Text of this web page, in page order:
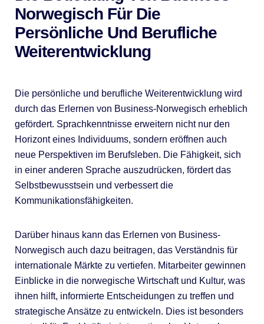
Norwegisch Für Die
Persönliche Und Berufliche
Weiterentwicklung
Die persönliche und berufliche Weiterentwicklung wird
durch das Erlernen von Business-Norwegisch erheblich
gefördert. Sprachkenntnisse erweitern nicht nur den
Horizont eines Individuums, sondern eröffnen auch
neue Perspektiven im Berufsleben. Die Fähigkeit, sich
in einer anderen Sprache auszudrücken, fördert das
Selbstbewusstsein und verbessert die
Kommunikationsfähigkeiten.
Darüber hinaus kann das Erlernen von Business-
Norwegisch auch dazu beitragen, das Verständnis für
internationale Märkte zu vertiefen. Mitarbeiter gewinnen
Einblicke in die norwegische Wirtschaft und Kultur, was
ihnen hilft, informierte Entscheidungen zu treffen und
strategische Ansätze zu entwickeln. Dies ist besonders